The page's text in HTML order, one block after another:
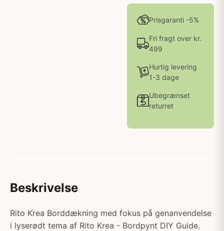
Prisgaranti -5%
Fri fragt over kr.
499
Hurtig levering
1-3 dage
Ubegrænset
returret
Beskrivelse
Rito Krea Borddækning med fokus på genanvendelse
i lyserødt tema af Rito Krea - Bordpynt DIY Guide.